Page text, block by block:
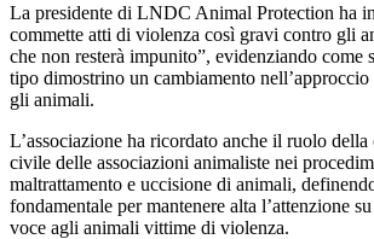
La presidente di LNDC Animal Protection ha
commette atti di violenza così gravi contro gli
che non resterà impunito”, evidenziando come
tipo dimostrino un cambiamento
gli animali.
L’associazione ha ricordato anche il ruolo
civile delle associazioni animaliste nei
maltrattamento e uccisione di animali,
fondamentale per mantenere alta l’attenzione
voce agli animali vittime di violenza.